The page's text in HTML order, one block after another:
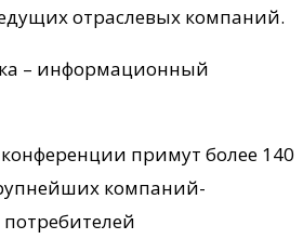
отраслевых компаний.
– информационный
конференции примут более 140
компаний-